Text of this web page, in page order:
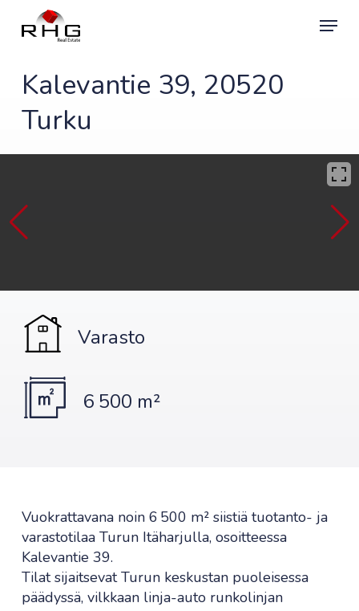
Menu
Kalevantie 39, 20520
Turku
Varasto
6 500 m²
Vuokrattavana noin 6 500 m² siistiä tuotanto- ja
varastotilaa Turun Itäharjulla, osoitteessa
Kalevantie 39.
Tilat sijaitsevat Turun keskustan puoleisessa
päädyssä, vilkkaan linja-auto runkolinjan